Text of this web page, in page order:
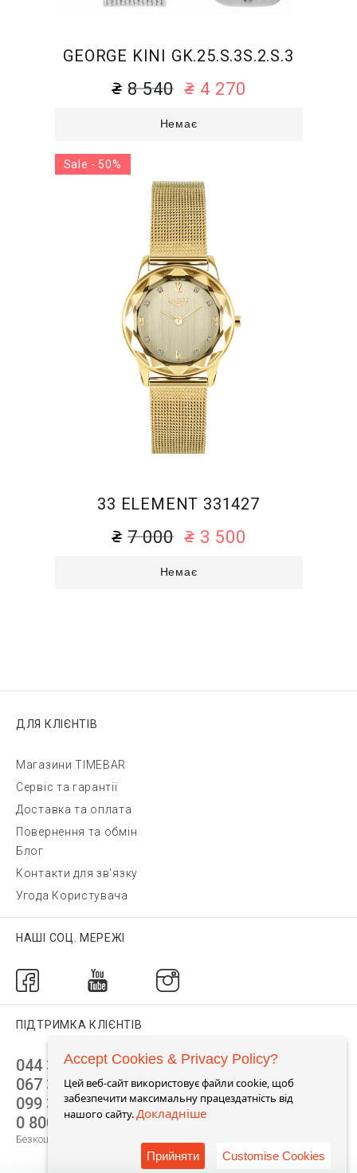
GEORGE KINI GK.25.S.3S.2.S.3
8 540 4 270
Немає
33 ELEMENT 331427
7 000 3 500
Немає
Sale - 50%
ДЛЯ КЛІЄНТІВ
Магазини TIMEBAR
Сервіс та гарантії
Доставка та оплата
Повернення та обмін
Блог
Контакти для зв'язку
Угода Користувача
НАШІ СОЦ. МЕРЕЖІ
ПІДТРИМКА КЛІЄНТІВ
044 392 44 45
067 344 14 44 (viber)
099 399 23 80
0 800 305 805
Безкоштовно по Україні
Accept Cookies & Privacy Policy?
Цей веб-сайт використовує файли cookie, щоб
забезпечити максимальну працездатність від
нашого сайту.Докладніше
Прийняти Customise Cookies